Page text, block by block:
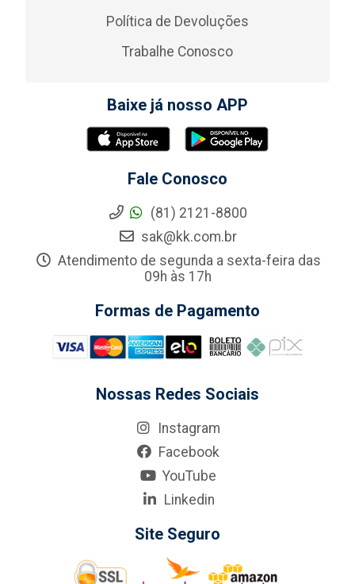
Política de Devoluções
Trabalhe Conosco
Baixe já nosso APP
Fale Conosco
(81) 2121-8800
sak@kk.com.br
Atendimento de segunda a sexta-feira das
09h às 17h
Formas de Pagamento
Nossas Redes Sociais
Instagram
Facebook
YouTube
Linkedin
Site Seguro